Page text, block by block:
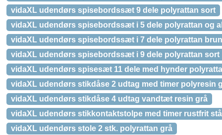
vidaXL udendørs spisebordssæt 9 dele polyrattan sort
vidaXL udendørs spisebordssæt i 5 dele polyrattan og
vidaXL udendørs spisebordssæt i 7 dele polyrattan brun
vidaXL udendørs spisebordssæt i 9 dele polyrattan sort
vidaXL udendørs spisesæt 11 dele med hynder
vidaXL udendørs stikdåse 2 udtag med timer polyresin
vidaXL udendørs stikdåse 4 udtag vandtæt resin grå
vidaXL udendørs stikkontaktstolpe med timer rustfrit
vidaXL udendørs stole 2 stk. polyrattan grå